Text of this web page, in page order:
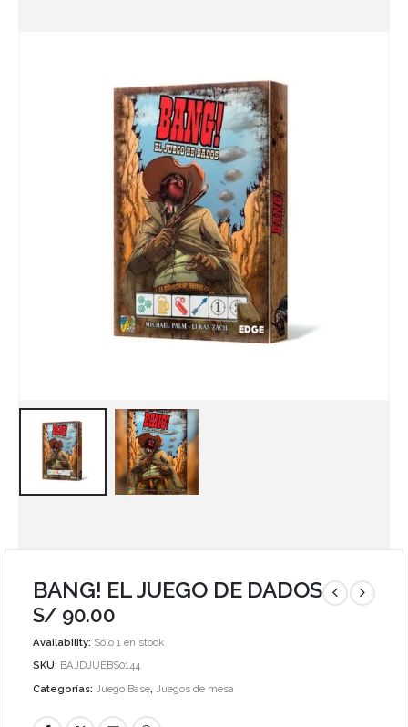
BANG! EL JUEGO DE DADOS
S/ 90.00
Availability: Sólo 1 en stock
SKU: BAJDJUEBS0144
Categorías: Juego Base, Juegos de mesa